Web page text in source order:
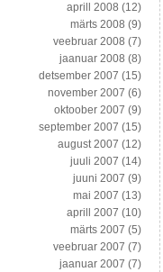
aprill 2008 (12)
märts 2008 (9)
veebruar 2008 (7)
jaanuar 2008 (8)
detsember 2007 (15)
november 2007 (6)
oktoober 2007 (9)
september 2007 (15)
august 2007 (12)
juuli 2007 (14)
juuni 2007 (9)
mai 2007 (13)
aprill 2007 (10)
märts 2007 (5)
veebruar 2007 (7)
jaanuar 2007 (7)